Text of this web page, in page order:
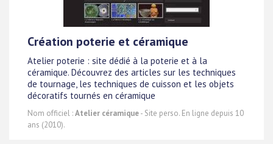
Création poterie et céramique
Atelier poterie : site dédié à la poterie et à la
céramique. Découvrez des articles sur les techniques
de tournage, les techniques de cuisson et les objets
décoratifs tournés en céramique
Nom officiel :Atelier céramique- Site perso. En ligne depuis 10
ans (2010).